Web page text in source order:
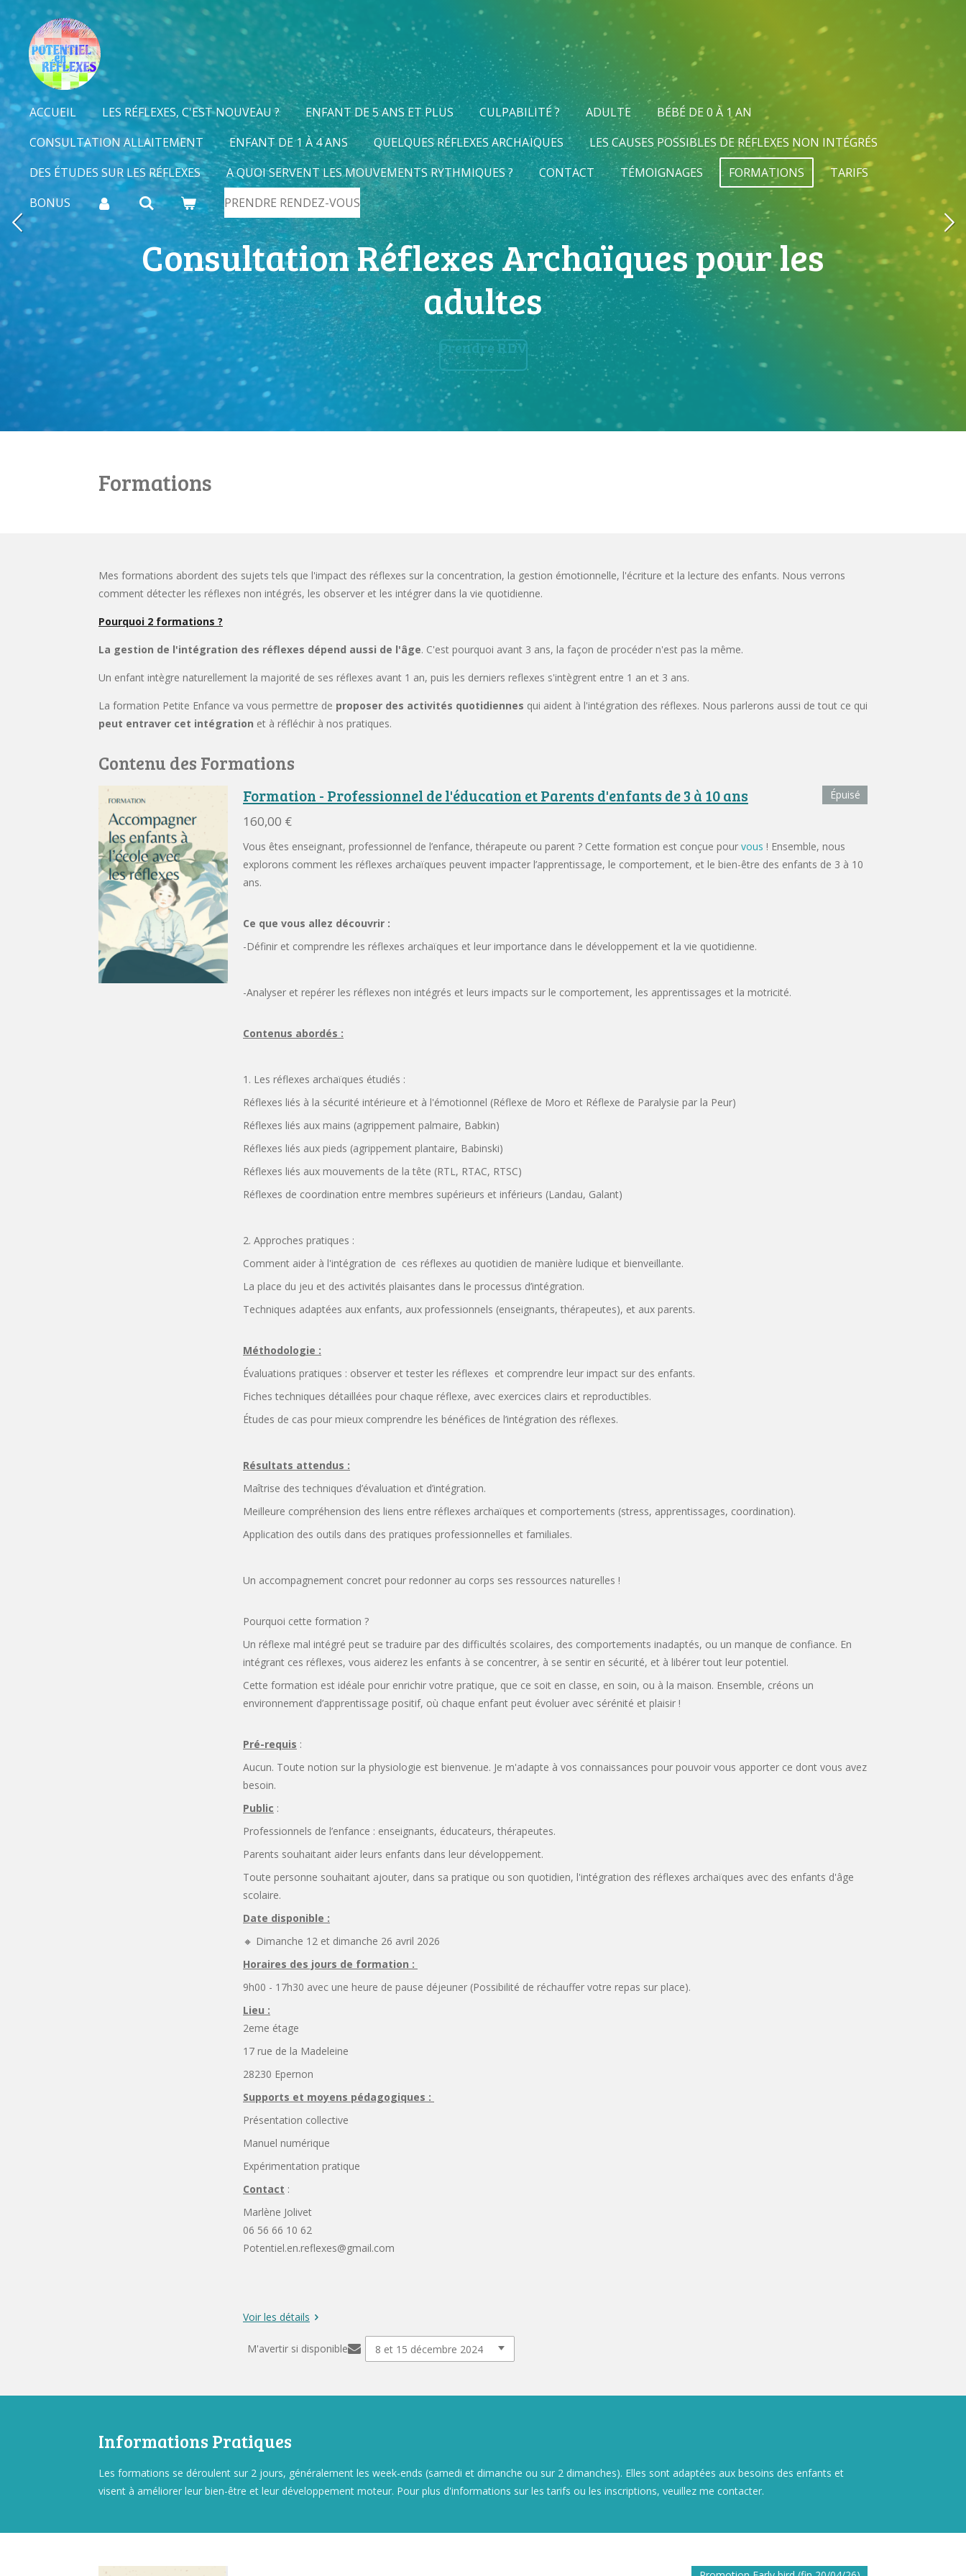
Passer
au
contenu
principal
ACCUEIL LES RÉFLEXES, C'EST NOUVEAU ? ENFANT DE 5 ANS ET PLUS CULPABILITÉ ? ADULTE
BÉBÉ DE 0 À 1 AN
CONSULTATION ALLAITEMENT
ENFANT DE 1 À 4 ANS QUELQUES RÉFLEXES ARCHAÏQUES
LES CAUSES POSSIBLES DE RÉFLEXES NON INTÉGRÉS
DES ÉTUDES SUR LES RÉFLEXES
A QUOI SERVENT LES MOUVEMENTS RYTHMIQUES ? CONTACT TÉMOIGNAGES FORMATIONS
TARIFS
BONUS
PRENDRE RENDEZ-VOUS
Consultation Réflexes Archaïques pour les
adultes
Prendre RDV
Formations
Mes formations abordent des sujets tels que l'impact des réflexes sur la concentration, la gestion émotionnelle, l'écriture et la lecture des enfants. Nous verrons
comment détecter les réflexes non intégrés, les observer et les intégrer dans la vie quotidienne.
Pourquoi 2 formations ?
La gestion de l'intégration des réflexes dépend aussi de l'âge. C'est pourquoi avant 3 ans, la façon de procéder n'est pas la même.
Un enfant intègre naturellement la majorité de ses réflexes avant 1 an, puis les derniers reflexes s'intègrent entre 1 an et 3 ans.
La formation Petite Enfance va vous permettre de proposer des activités quotidiennes qui aident à l'intégration des réflexes. Nous parlerons aussi de tout ce qui
peut entraver cet intégration et à réfléchir à nos pratiques.
Contenu des Formations
Épuisé
Formation - Professionnel de l'éducation et Parents d'enfants de 3 à 10 ans
160,00 €
Vous êtes enseignant, professionnel de l’enfance, thérapeute ou parent ? Cette formation est conçue pour vous ! Ensemble, nous
explorons comment les réflexes archaïques peuvent impacter l’apprentissage, le comportement, et le bien-être des enfants de 3 à 10
ans.
Ce que vous allez découvrir :
-Définir et comprendre les réflexes archaïques et leur importance dans le développement et la vie quotidienne.
-Analyser et repérer les réflexes non intégrés et leurs impacts sur le comportement, les apprentissages et la motricité.
Contenus abordés :
1. Les réflexes archaïques étudiés :
Réflexes liés à la sécurité intérieure et à l'émotionnel (Réflexe de Moro et Réflexe de Paralysie par la Peur)
Réflexes liés aux mains (agrippement palmaire, Babkin)
Réflexes liés aux pieds (agrippement plantaire, Babinski)
Réflexes liés aux mouvements de la tête (RTL, RTAC, RTSC)
Réflexes de coordination entre membres supérieurs et inférieurs (Landau, Galant)
2. Approches pratiques :
Comment aider à l'intégration de ces réflexes au quotidien de manière ludique et bienveillante.
La place du jeu et des activités plaisantes dans le processus d’intégration.
Techniques adaptées aux enfants, aux professionnels (enseignants, thérapeutes), et aux parents.
Méthodologie :
Évaluations pratiques : observer et tester les réflexes et comprendre leur impact sur des enfants.
Fiches techniques détaillées pour chaque réflexe, avec exercices clairs et reproductibles.
Études de cas pour mieux comprendre les bénéfices de l’intégration des réflexes.
Résultats attendus :
Maîtrise des techniques d’évaluation et d’intégration.
Meilleure compréhension des liens entre réflexes archaïques et comportements (stress, apprentissages, coordination).
Application des outils dans des pratiques professionnelles et familiales.
Un accompagnement concret pour redonner au corps ses ressources naturelles !
Pourquoi cette formation ?
Un réflexe mal intégré peut se traduire par des difficultés scolaires, des comportements inadaptés, ou un manque de confiance. En
intégrant ces réflexes, vous aiderez les enfants à se concentrer, à se sentir en sécurité, et à libérer tout leur potentiel.
Cette formation est idéale pour enrichir votre pratique, que ce soit en classe, en soin, ou à la maison. Ensemble, créons un
environnement d’apprentissage positif, où chaque enfant peut évoluer avec sérénité et plaisir !
Pré-requis :
Aucun. Toute notion sur la physiologie est bienvenue. Je m'adapte à vos connaissances pour pouvoir vous apporter ce dont vous avez
besoin.
Public :
Professionnels de l’enfance : enseignants, éducateurs, thérapeutes.
Parents souhaitant aider leurs enfants dans leur développement.
Toute personne souhaitant ajouter, dans sa pratique ou son quotidien, l'intégration des réflexes archaïques avec des enfants d'âge
scolaire.
Date disponible :
🔸️ Dimanche 12 et dimanche 26 avril 2026
Horaires des jours de formation :
9h00 - 17h30 avec une heure de pause déjeuner (Possibilité de réchauffer votre repas sur place).
Lieu :
2eme étage
17 rue de la Madeleine
28230 Epernon
Supports et moyens pédagogiques :
Présentation collective
Manuel numérique
Expérimentation pratique
Contact :
Marlène Jolivet
06 56 66 10 62
Potentiel.en.reflexes@gmail.com
Voir les détails
M'avertir si disponible
Informations Pratiques
Les formations se déroulent sur 2 jours, généralement les week-ends (samedi et dimanche ou sur 2 dimanches). Elles sont adaptées aux besoins des enfants et
visent à améliorer leur bien-être et leur développement moteur. Pour plus d'informations sur les tarifs ou les inscriptions, veuillez me contacter.